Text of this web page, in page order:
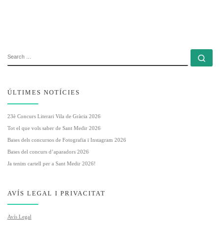
ÚLTIMES NOTÍCIES
23è Concurs Literari Vila de Gràcia 2026
Tot el que vols saber de Sant Medir 2026
Bases dels concursos de Fotografia i Instagram 2026
Bases del concurs d’aparadors 2026
Ja tenim cartell per a Sant Medir 2026!
AVÍS LEGAL I PRIVACITAT
Avís Legal